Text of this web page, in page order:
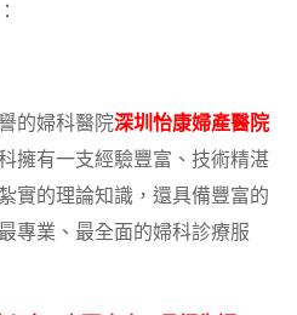
的婦科醫院深圳怡康婦產醫院
擁有一支經驗豐富、技術精湛
實的理論知識，還具備豐富的
專業、最全面的婦科診療服